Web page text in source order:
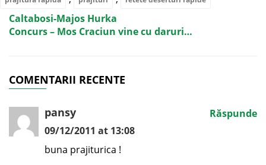
Caltabosi-Majos Hurka
Concurs – Mos Craciun vine cu daruri…
COMENTARII RECENTE
pansy
09/12/2011 at 13:08
buna prajiturica !
Răspunde